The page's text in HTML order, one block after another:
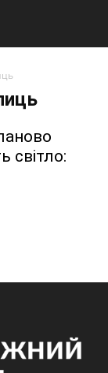
світло: